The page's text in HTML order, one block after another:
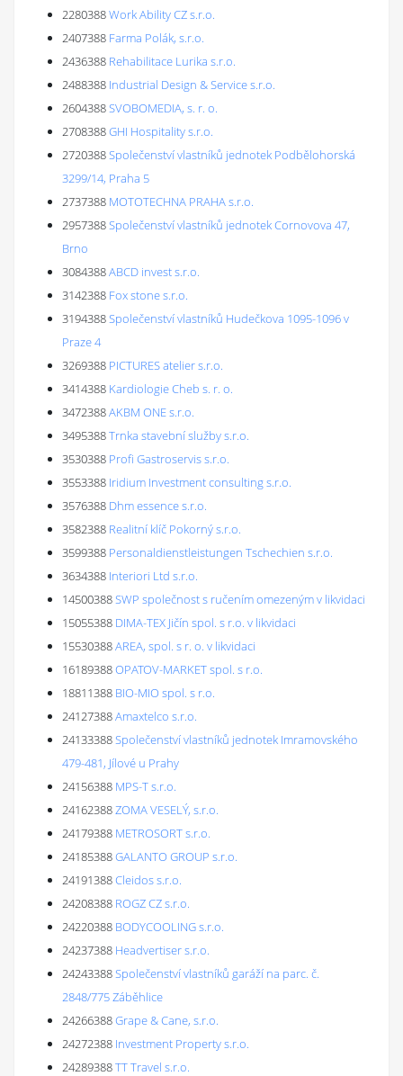
2280388Work Ability CZ s.r.o.
2407388 Farma Polák, s.r.o.
2436388 Rehabilitace Lurika s.r.o.
2488388 Industrial Design & Service s.r.o.
2604388SVOBOMEDIA, s. r. o.
2708388GHI Hospitality s.r.o.
2720388Společenství vlastníků jednotek Podbělohorská
3299/14, Praha 5
2737388 MOTOTECHNA PRAHA s.r.o.
2957388Společenství vlastníků jednotek Cornovova 47,
Brno
3084388ABCD invest s.r.o.
3142388 Fox stone s.r.o.
3194388Společenství vlastníků Hudečkova 1095-1096 v
Praze 4
3269388 PICTURES atelier s.r.o.
3414388 Kardiologie Cheb s. r. o.
3472388AKBM ONE s.r.o.
3495388Trnka stavební služby s.r.o.
3530388 Profi Gastroservis s.r.o.
3553388 Iridium Investment consulting s.r.o.
3576388 Dhm essence s.r.o.
3582388 Realitní klíč Pokorný s.r.o.
3599388 Personaldienstleistungen Tschechien s.r.o.
3634388 Interiori Ltd s.r.o.
14500388SWP společnost s ručením omezeným v likvidaci
15055388 DIMA-TEX Jičín spol. s r.o. v likvidaci
15530388AREA, spol. s r. o. v likvidaci
16189388OPATOV-MARKET spol. s r.o.
18811388 BIO-MIO spol. s r.o.
24127388Amaxtelco s.r.o.
24133388Společenství vlastníků jednotek Imramovského
479-481, Jílové u Prahy
24156388 MPS-T s.r.o.
24162388ZOMA VESELÝ, s.r.o.
24179388 METROSORT s.r.o.
24185388GALANTO GROUP s.r.o.
24191388Cleidos s.r.o.
24208388 ROGZ CZ s.r.o.
24220388 BODYCOOLING s.r.o.
24237388 Headvertiser s.r.o.
24243388Společenství vlastníků garáží na parc. č.
2848/775 Záběhlice
24266388Grape & Cane, s.r.o.
24272388 Investment Property s.r.o.
24289388TT Travel s.r.o.